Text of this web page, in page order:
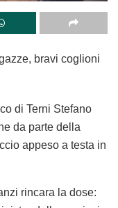
bravi coglioni
di Terni Stefano
da parte della
appeso a testa in
rincara la dose: